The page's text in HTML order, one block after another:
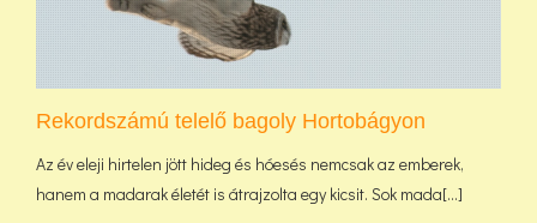
Rekordszámú telelő bagoly Hortobágyon
Az év eleji hirtelen jött hideg és hóesés nemcsak az emberek,
hanem a madarak életét is átrajzolta egy kicsit. Sok mada[...]